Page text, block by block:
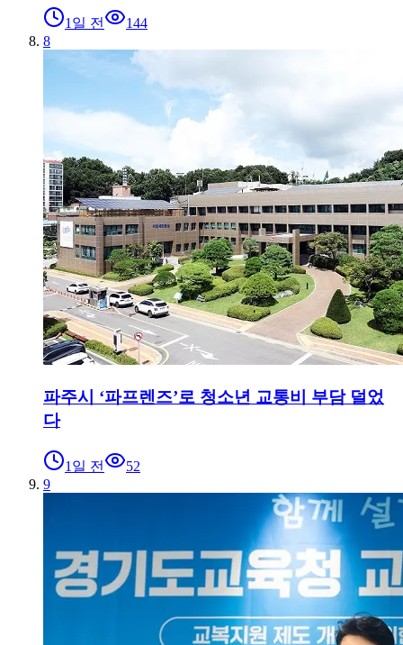
1일 전
144
8
파주시 ‘파프렌즈’로 청소년 교통비 부담 덜었
다
1일 전
52
9